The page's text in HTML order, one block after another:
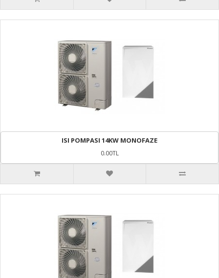
ISI POMPASI 14KW MONOFAZE
0.00TL